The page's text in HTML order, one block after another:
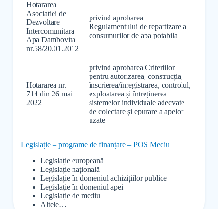
Hotararea
Asociatiei de
Dezvoltare
Intercomunitara
Apa Dambovita
nr.58/20.01.2012
privind aprobarea
Regulamentului de repartizare a
consumurilor de apa potabila
Hotararea nr.
714 din 26 mai
2022
privind aprobarea Criteriilor
pentru autorizarea, construcția,
înscrierea/înregistrarea, controlul,
exploatarea și întreținerea
sistemelor individuale adecvate
de colectare și epurare a apelor
uzate
Legislație – programe de finanțare – POS Mediu
Legislație europeană
Legislație națională
Legislație în domeniul achizițiilor publice
Legislație în domeniul apei
Legislație de mediu
Altele…